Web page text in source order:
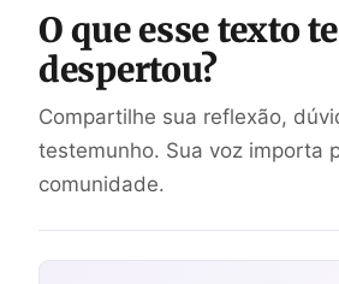
O que esse texto te
despertou?
Compartilhe sua reflexão,
testemunho. Sua voz importa
comunidade.